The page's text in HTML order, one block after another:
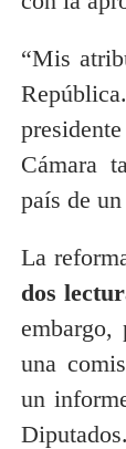
“Mis
Cámara
país de
La
dos
embargo,
una
un
Diputados.